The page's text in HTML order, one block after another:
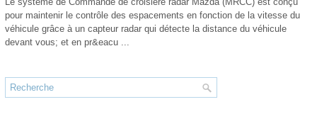
pour maintenir le contrôle des espacements en fonction de la vitesse du
véhicule grâce à un capteur radar qui détecte la distance du véhicule
devant vous; et en pr&eacu ...